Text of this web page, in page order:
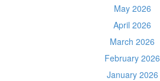
May 2026
April 2026
March 2026
February 2026
January 2026